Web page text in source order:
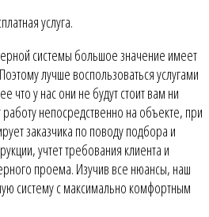
услуга.
системы большое значение имеет
лучше воспользоваться услугами
что у нас они не будут стоит вам ни
непосредственно на объекте, при
заказчика по поводу подбора и
учтет требования клиента и
проема. Изучив все нюансы, наш
систему с максимально комфортным